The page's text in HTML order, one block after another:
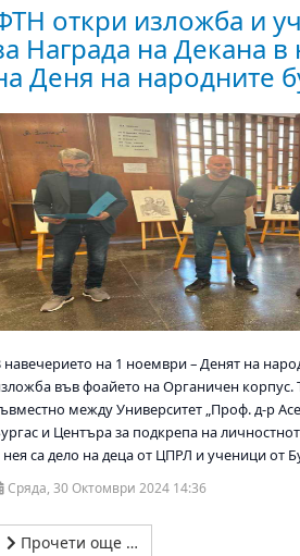
откри изложба и
Награда на Декана
Деня на народните
навечерието на 1 ноември – Денят на
във фоайето на Органичен корпус.
между Университет „Проф. д-р
и Центъра за подкрепа на
нея са дело на деца от ЦПРЛ и ученици от
Сряда, 30 Октомври 2024 14:36
Прочети още …